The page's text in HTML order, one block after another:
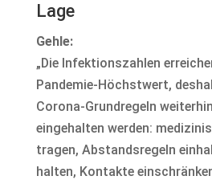
Lage
Gehle:
„Die Infektionszahlen
Pandemie-Höchstwert,
Corona-Grundregeln
eingehalten werden:
tragen, Abstandsregeln
halten, Kontakte